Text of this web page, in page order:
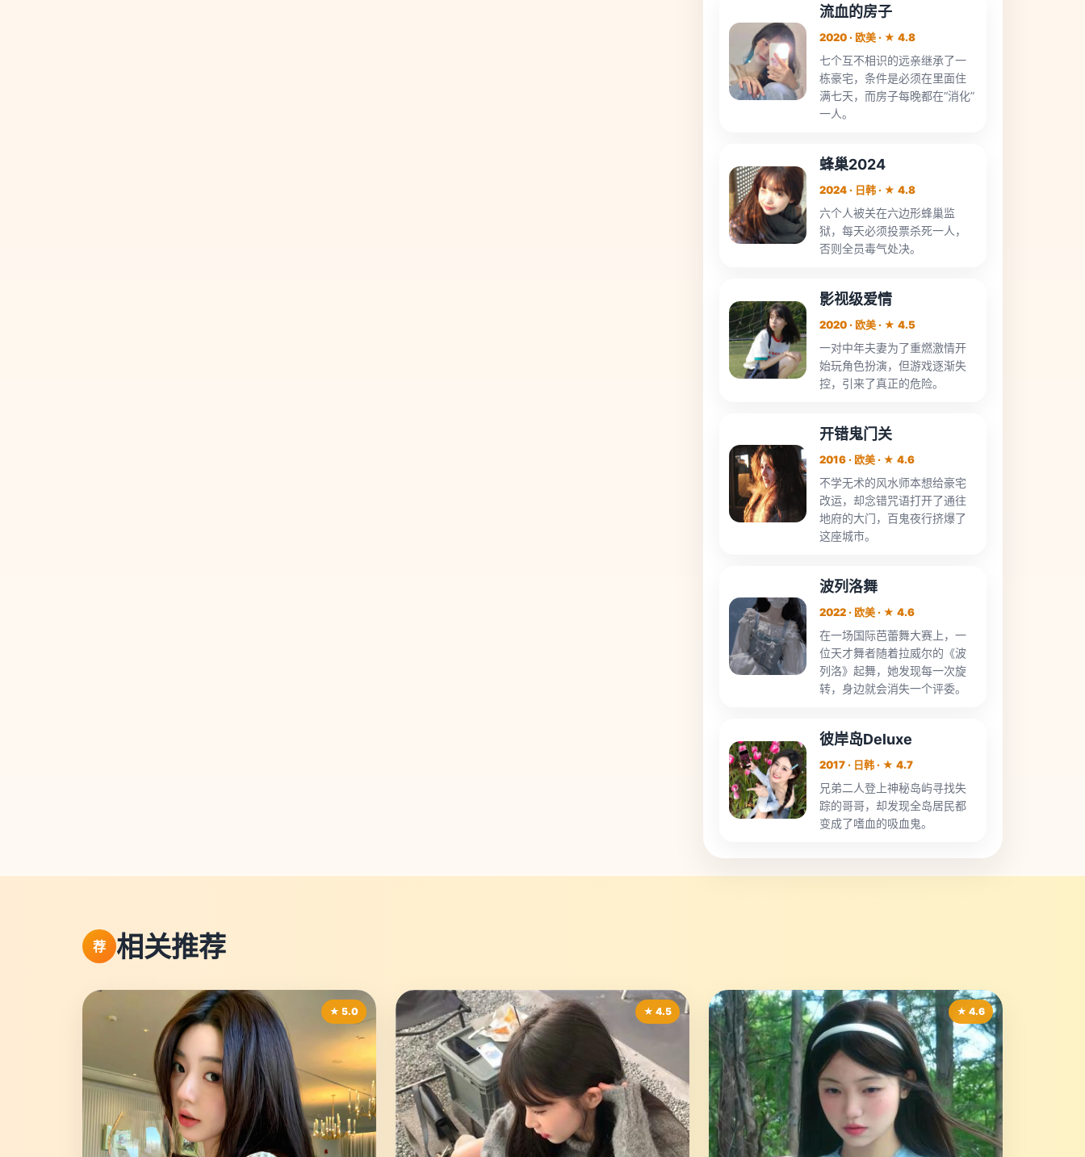
流血的房子
2020 · 欧美 · ★ 4.8
七个互不相识的远亲继承了一
栋豪宅，条件是必须在里面住
满七天，而房子每晚都在“消化”
一人。
蜂巢2024
2024 · 日韩 · ★ 4.8
六个人被关在六边形蜂巢监
狱，每天必须投票杀死一人，
否则全员毒气处决。
影视级爱情
2020 · 欧美 · ★ 4.5
一对中年夫妻为了重燃激情开
始玩角色扮演，但游戏逐渐失
控，引来了真正的危险。
开错鬼门关
2016 · 欧美 · ★ 4.6
不学无术的风水师本想给豪宅
改运，却念错咒语打开了通往
地府的大门，百鬼夜行挤爆了
这座城市。
波列洛舞
2022 · 欧美 · ★ 4.6
在一场国际芭蕾舞大赛上，一
位天才舞者随着拉威尔的《波
列洛》起舞，她发现每一次旋
转，身边就会消失一个评委。
彼岸岛Deluxe
2017 · 日韩 · ★ 4.7
兄弟二人登上神秘岛屿寻找失
踪的哥哥，却发现全岛居民都
变成了嗜血的吸血鬼。
荐 相关推荐
★ 5.0 ★ 4.5 ★ 4.6